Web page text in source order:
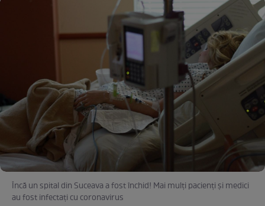
Încă un spital din Suceava a fost închid! Mai mulți pacienți și medici
au fost infectați cu coronavirus